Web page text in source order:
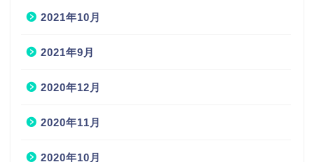
2021年10月
2021年9月
2020年12月
2020年11月
2020年10月